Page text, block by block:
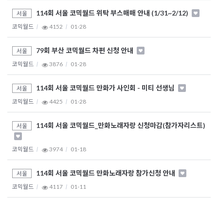
서울 114회 서울 코믹월드 위탁 부스매매 안내 (1/31~2/12)
코믹월드 4152 01-28
서울 79회 부산 코믹월드 차편 신청 안내
코믹월드 3876 01-28
서울 114회 서울 코믹월드 만화가 사인회 - 미티 선생님
코믹월드 4425 01-28
서울 114회 서울 코믹월드_만화노래자랑 신청마감(참가자리스트)
코믹월드 3974 01-18
서울 114회 서울 코믹월드 만화노래자랑 참가신청 안내
코믹월드 4117 01-11